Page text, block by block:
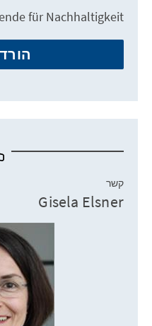
für Nachhaltigkeit
קשר
Gisela Elsner